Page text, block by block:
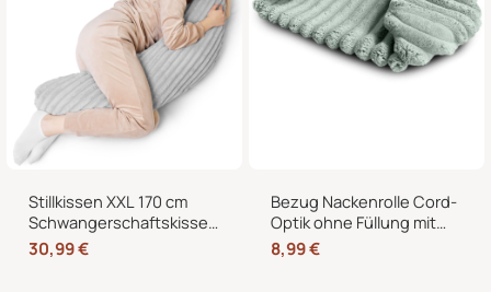
Stillkissen XXL 170 cm
Schwangerschaftskissen
Seitenschläferkissen U-
Form – Lagerungskissen
30,99€
Bezug Nackenrolle Cord-
Optik ohne Füllung mit
Reißverschluss 40 x 15
cm – Ersatzbezug für
8,99€